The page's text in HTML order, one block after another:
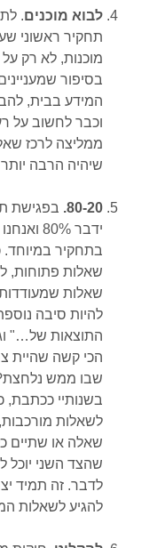
לבוא מוכנים.
תחקיר ראשוני
מוכנות, לא רק
בסיפור
המידע בבית,
וכבר לחשוב על
ממליצה לרכז
שיהיה הרבה
80-20. בפגישת
בתחקיר במיוחד.
שאלות פתוחות,
שאלות שמעודדות
להיות סיבה
התוצאות של…"
הכי קשה שהיית
שבו ממש
בשנותיי ככתבת,
לשאלות
שאלה או שתיים
שהצד השני יוכל
לדבר. זה תמיד
להגיע לשאלות